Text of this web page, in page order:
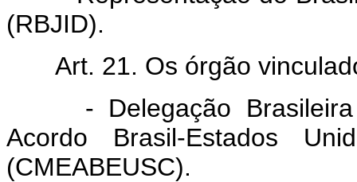
(RBJID).
Art. 21. Os órgão
- Delegação Brasileira
Acordo Brasil-Estados
(CMEABEUSC).